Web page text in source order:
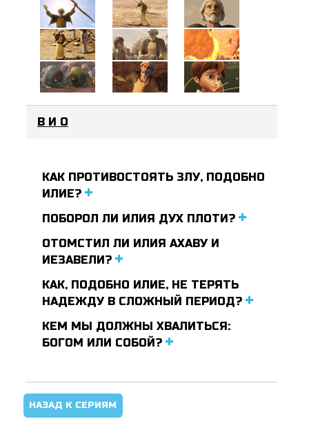
В И О
КАК ПРОТИВОСТОЯТЬ ЗЛУ, ПОДОБНО
ИЛИЕ?
ПОБОРОЛ ЛИ ИЛИЯ ДУХ ПЛОТИ?
ОТОМСТИЛ ЛИ ИЛИЯ АХАВУ И
ИЕЗАВЕЛИ?
КАК, ПОДОБНО ИЛИЕ, НЕ ТЕРЯТЬ
НАДЕЖДУ В СЛОЖНЫЙ ПЕРИОД?
КЕМ МЫ ДОЛЖНЫ ХВАЛИТЬСЯ:
БОГОМ ИЛИ СОБОЙ?
НАЗАД К СЕРИЯМ